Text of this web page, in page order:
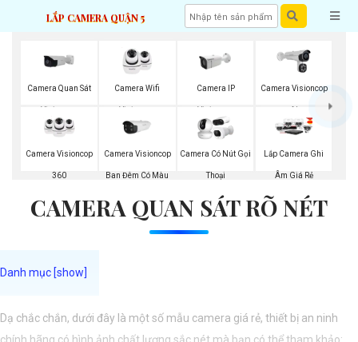
LẮP CAMERA QUẬN 5
Camera Quan Sát
Visioncop
Camera Wifi
Visioncop
Camera IP
Visioncop
Camera Visioncop
Al
Camera Visioncop
360
Camera Visioncop
Ban Đêm Có Màu
Camera Có Nút Gọi
Thoại
Lắp Camera Ghi
Âm Giá Rẻ
CAMERA QUAN SÁT RÕ NÉT
Dạ chắc chắn, dưới đây là một số mẫu camera giá rẻ, thiết bị an ninh
chính hãng có hình ảnh chất lượng sắc nét mà bạn có thể tham khảo: